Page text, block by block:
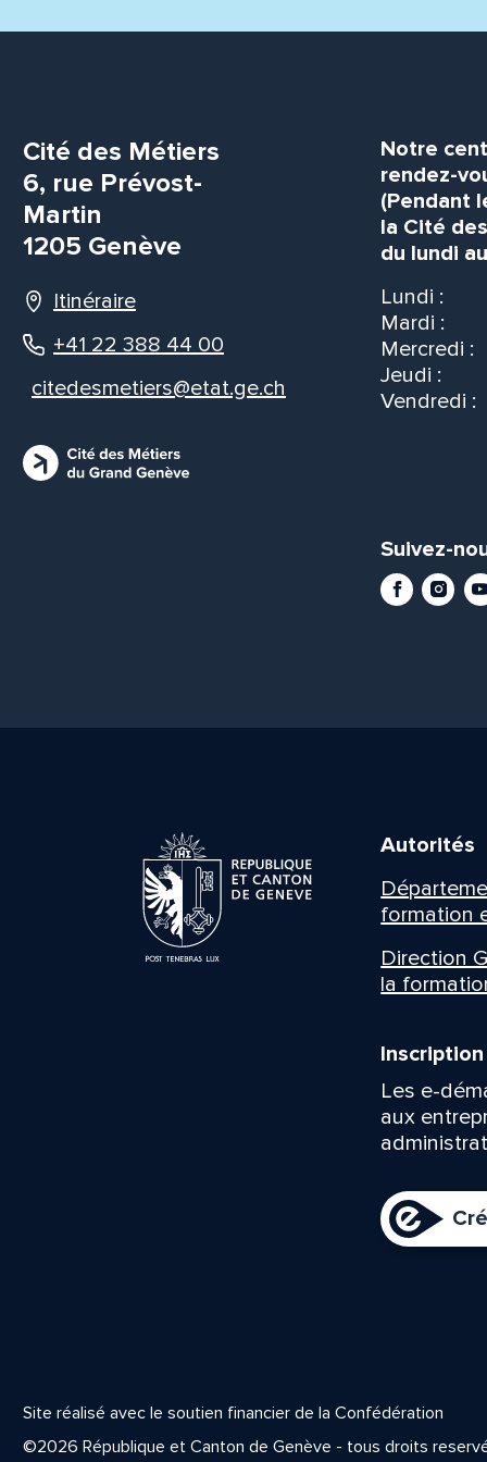
Cité des Métiers
6, rue Prévost-
Martin
1205 Genève
Itinéraire
+41 22 388 44 00
citedesmetiers@etat.ge.ch
Notre
rendez-
(Pendant
la Cité
du lundi
Lundi :
Mardi :
Mercredi :
Jeudi :
Vendredi :
Suivez-
Facebook
Autorités
formation
Direction
la
Les e-
aux
Site réalisé avec le soutien financier de la Confédération
©2026 République et Canton de Genève - tous droits